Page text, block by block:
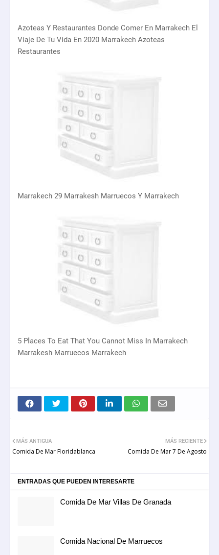
Azoteas Y Restaurantes Donde Comer En Marrakech El
Viaje De Tu Vida En 2020 Marrakech Azoteas
Restaurantes
Marrakech 29 Marrakesh Marruecos Y Marrakech
5 Places To Eat That You Cannot Miss In Marrakech
Marrakesh Marruecos Marrakech
MÁS RECIENTE
Comida De Mar 7 De Agosto
MÁS ANTIGUA
Comida De Mar Floridablanca
ENTRADAS QUE PUEDEN INTERESARTE
Comida De Mar Villas De Granada
Comida Nacional De Marruecos